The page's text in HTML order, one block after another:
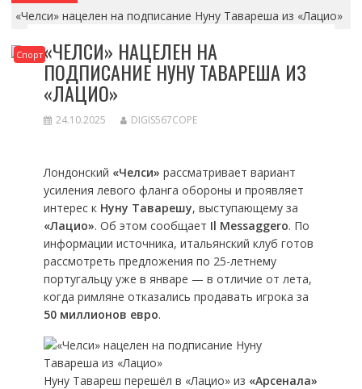
«Челси» нацелен на подписание Нуну Тавареша из «Лацио»
Спорт«ЧЕЛСИ» НАЦЕЛЕН НА
ПОДПИСАНИЕ НУНУ ТАВАРЕША ИЗ
«ЛАЦИО»
24.10.2025 DIGIS567COPE
Лондонский «Челси» рассматривает вариант
усиления левого фланга обороны и проявляет
интерес к Нуну Таварешу, выступающему за
«Лацио». Об этом сообщает Il Messaggero. По
информации источника, итальянский клуб готов
рассмотреть предложения по 25-летнему
португальцу уже в январе — в отличие от лета,
когда римляне отказались продавать игрока за
50 миллионов евро.
Нуну Тавареш перешёл в «Лацио» из «Арсенала»